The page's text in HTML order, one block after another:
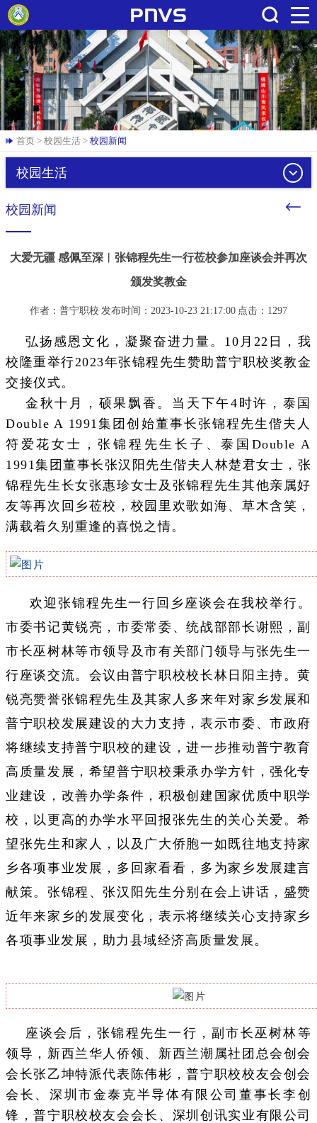
搜索
首页 > 校园生活 > 校园新闻
校园生活
校园新闻
大爱无疆 感佩至深︱张锦程先生一行莅校参加座谈会并再次
颁发奖教金
作者：普宁职校 发布时间：2023-10-23 21:17:00 点击： 1297
弘扬感恩文化，凝聚奋进力量。10月22日，我
校隆重举行2023年张锦程先生赞助普宁职校奖教金
交接仪式。
金秋十月，硕果飘香。当天下午4时许，泰国
Double A 1991集团创始董事长张锦程先生偕夫人
符爱花女士，张锦程先生长子、泰国Double A
1991集团董事长张汉阳先生偕夫人林楚君女士，张
锦程先生长女张惠珍女士及张锦程先生其他亲属好
友等再次回乡莅校，校园里欢歌如海、草木含笑，
满载着久别重逢的喜悦之情。
欢迎张锦程先生一行回乡座谈会在我校举行。
市委书记黄锐亮，市委常委、统战部部长谢熙，副
市长巫树林等市领导及市有关部门领导与张先生一
行座谈交流。会议由普宁职校校长林日阳主持。黄
锐亮赞誉张锦程先生及其家人多来年对家乡发展和
普宁职校发展建设的大力支持，表示市委、市政府
将继续支持普宁职校的建设，进一步推动普宁教育
高质量发展，希望普宁职校秉承办学方针，强化专
业建设，改善办学条件，积极创建国家优质中职学
校，以更高的办学水平回报张先生的关心关爱。希
望张先生和家人，以及广大侨胞一如既往地支持家
乡各项事业发展，多回家看看，多为家乡发展建言
献策。张锦程、张汉阳先生分别在会上讲话，盛赞
近年来家乡的发展变化，表示将继续关心支持家乡
各项事业发展，助力县域经济高质量发展。
座谈会后，张锦程先生一行，副市长巫树林等
领导，新西兰华人侨领、新西兰潮属社团总会创会
会长张乙坤特派代表陈伟彬，普宁职校校友会创会
会长、深圳市金泰克半导体有限公司董事长李创
锋，普宁职校校友会会长、深圳创讯实业有限公司